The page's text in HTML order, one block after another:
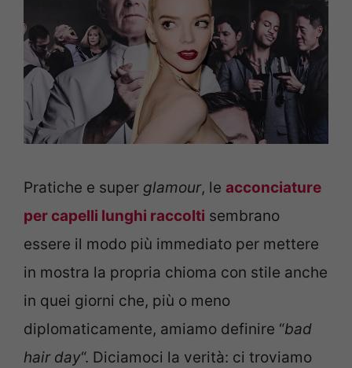
Pratiche e super glamour, le acconciature
per capelli lunghi raccolti sembrano
essere il modo più immediato per mettere
in mostra la propria chioma con stile anche
in quei giorni che, più o meno
diplomaticamente, amiamo definire “bad
hair day“. Diciamoci la verità: ci troviamo